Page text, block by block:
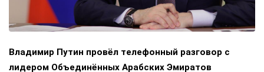
Владимир Путин провёл телефонный разговор с
лидером Объединённых Арабских Эмиратов